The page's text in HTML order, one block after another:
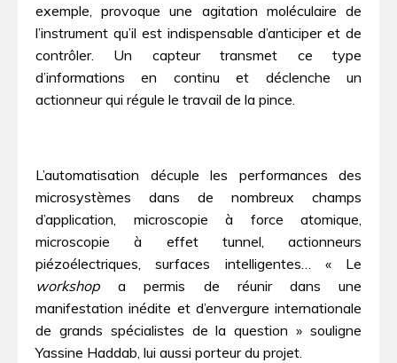
exemple, provoque une agitation moléculaire de
l’instrument qu’il est indispensable d’anticiper et de
contrôler. Un capteur transmet ce type
d’informations en continu et déclenche un
actionneur qui régule le travail de la pince.
L’automatisation décuple les performances des
microsystèmes dans de nombreux champs
d’application, microscopie à force atomique,
microscopie à effet tunnel, actionneurs
piézoélectriques, surfaces intelligentes… « Le
workshop a permis de réunir dans une
manifestation inédite et d’envergure internationale
de grands spécialistes de la question » souligne
Yassine Haddab, lui aussi porteur du projet.